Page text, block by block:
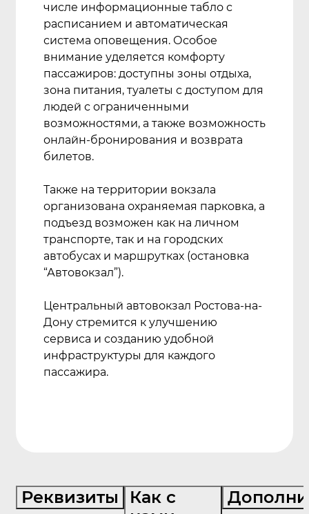
числе информационные табло с
расписанием и автоматическая
система оповещения. Особое
внимание уделяется комфорту
пассажиров: доступны зоны отдыха,
зона питания, туалеты с доступом для
людей с ограниченными
возможностями, а также возможность
онлайн-бронирования и возврата
билетов.
Также на территории вокзала
организована охраняемая парковка, а
подъезд возможен как на личном
транспорте, так и на городских
автобусах и маршрутках (остановка
“Автовокзал”).
Центральный автовокзал Ростова-на-
Дону стремится к улучшению
сервиса и созданию удобной
инфраструктуры для каждого
пассажира.
Реквизиты
Как с